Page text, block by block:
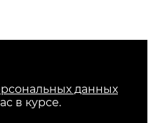
данных
в курсе.